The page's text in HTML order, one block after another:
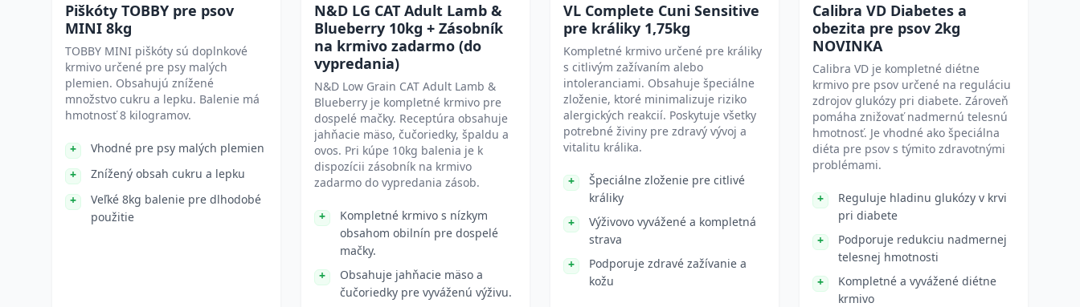
Piškóty TOBBY pre psov
MINI 8kg
TOBBY MINI piškóty sú doplnkové
krmivo určené pre psy malých
plemien. Obsahujú znížené
množstvo cukru a lepku. Balenie má
hmotnosť 8 kilogramov.
Vhodné pre psy malých plemien
Znížený obsah cukru a lepku
Veľké 8kg balenie pre dlhodobé
použitie
N&D LG CAT Adult Lamb &
Blueberry 10kg + Zásobník
na krmivo zadarmo (do
vypredania)
N&D Low Grain CAT Adult Lamb &
Blueberry je kompletné krmivo pre
dospelé mačky. Receptúra obsahuje
jahňacie mäso, čučoriedky, špaldu a
ovos. Pri kúpe 10kg balenia je k
dispozícii zásobník na krmivo
zadarmo do vypredania zásob.
Kompletné krmivo s nízkym
obsahom obilnín pre dospelé
mačky.
Obsahuje jahňacie mäso a
čučoriedky pre vyváženú výživu.
VL Complete Cuni Sensitive
pre králiky 1,75kg
Kompletné krmivo určené pre králiky
s citlivým zažívaním alebo
intoleranciami. Obsahuje špeciálne
zloženie, ktoré minimalizuje riziko
alergických reakcií. Poskytuje všetky
potrebné živiny pre zdravý vývoj a
vitalitu králika.
Špeciálne zloženie pre citlivé
králiky
Výživovo vyvážené a kompletná
strava
Podporuje zdravé zažívanie a
kožu
Calibra VD Diabetes a
obezita pre psov 2kg
NOVINKA
Calibra VD je kompletné diétne
krmivo pre psov určené na reguláciu
zdrojov glukózy pri diabete. Zároveň
pomáha znižovať nadmernú telesnú
hmotnosť. Je vhodné ako špeciálna
diéta pre psov s týmito zdravotnými
problémami.
Reguluje hladinu glukózy v krvi
pri diabete
Podporuje redukciu nadmernej
telesnej hmotnosti
Kompletné a vyvážené diétne
krmivo